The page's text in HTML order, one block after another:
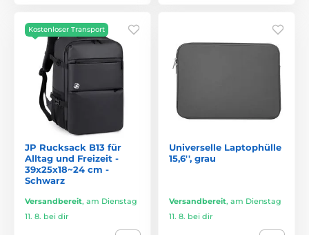
Kostenloser Transport
JP Rucksack B13 für
Alltag und Freizeit -
39x25x18~24 cm -
Schwarz
Versandbereit, am Dienstag
11. 8. bei dir
Universelle Laptophülle
15,6'', grau
Versandbereit, am Dienstag
11. 8. bei dir